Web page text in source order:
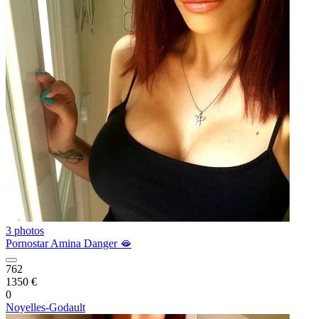
3 photos
Pornostar Amina Danger 🫦
762
1350 €
0
Noyelles-Godault